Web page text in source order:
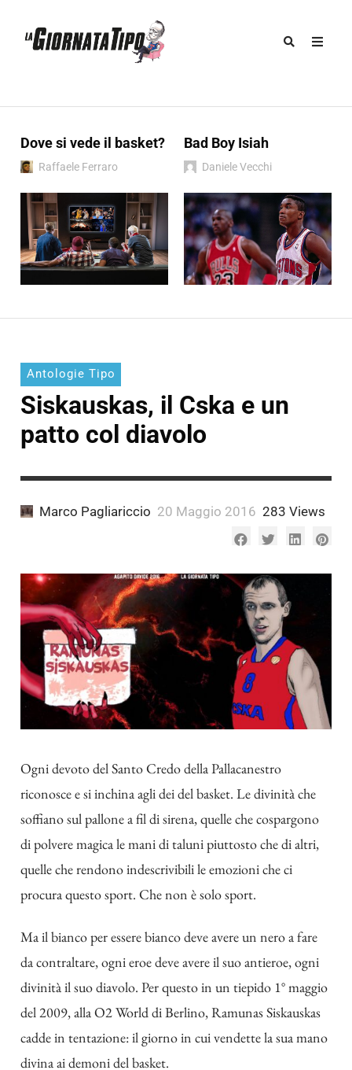
Dove si vede il basket?
Raffaele Ferraro
Bad Boy Isiah
Daniele Vecchi
Antologie Tipo
Siskauskas, il Cska e un
patto col diavolo
Marco Pagliariccio 20 Maggio 2016 283 Views
Ogni devoto del Santo Credo della Pallacanestro
riconosce e si inchina agli dei del basket. Le divinità che
soffiano sul pallone a fil di sirena, quelle che cospargono
di polvere magica le mani di taluni piuttosto che di altri,
quelle che rendono indescrivibili le emozioni che ci
procura questo sport. Che non è solo sport.
Ma il bianco per essere bianco deve avere un nero a fare
da contraltare, ogni eroe deve avere il suo antieroe, ogni
divinità il suo diavolo. Per questo in un tiepido 1° maggio
del 2009, alla O2 World di Berlino, Ramunas Siskauskas
cadde in tentazione: il giorno in cui vendette la sua mano
divina ai demoni del basket.